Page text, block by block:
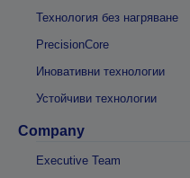
Технология без нагряване
PrecisionCore
Иновативни технологии
Устойчиви технологии
Company
Executive Team